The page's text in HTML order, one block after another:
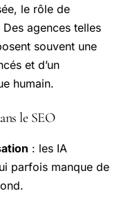
le rôle de
agences telles
souvent une
et d’un
humain.
le SEO
: les IA
parfois manque de